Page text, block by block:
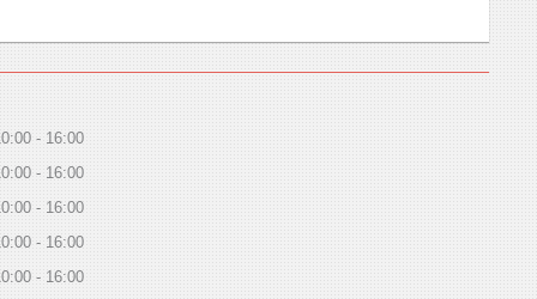
16:00
16:00
16:00
16:00
16:00